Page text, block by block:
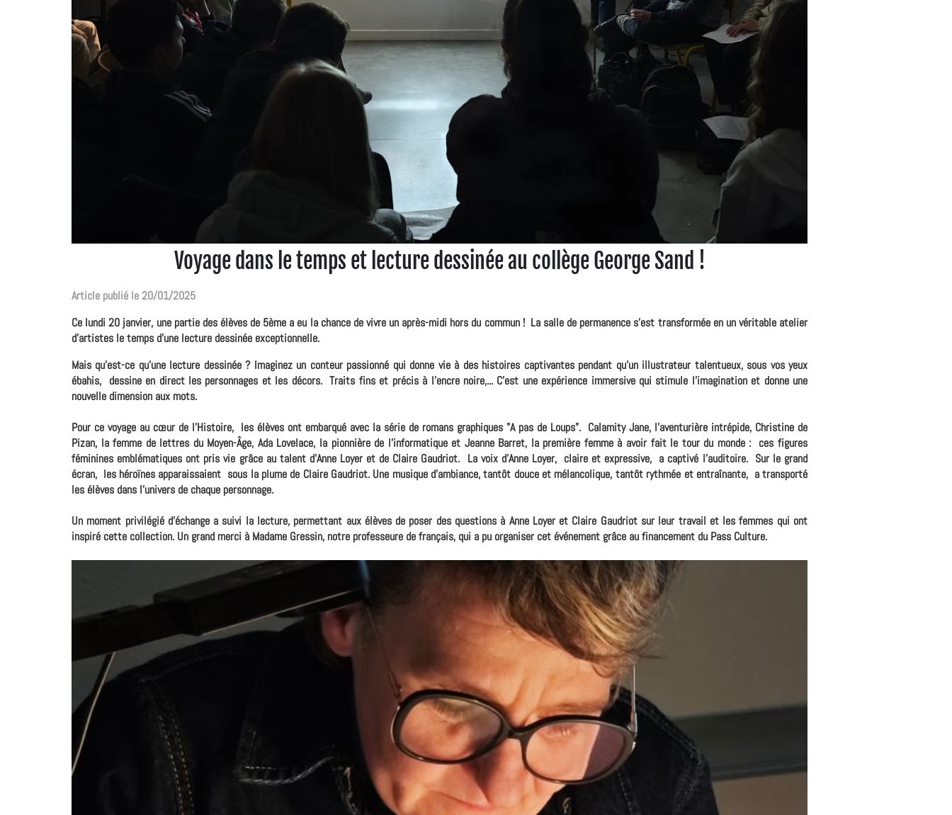
Voyage dans le temps et lecture dessinée au collège George Sand !
Article publié le 20/01/2025
Ce lundi 20 janvier, une partie des élèves de 5ème a eu la chance de vivre un après-midi hors du commun ! La salle de permanence s'est transformée en un véritable atelier
d'artistes le temps d'une lecture dessinée exceptionnelle.
Mais qu'est-ce qu'une lecture dessinée ? Imaginez un conteur passionné qui donne vie à des histoires captivantes pendant qu'un illustrateur talentueux, sous vos yeux
ébahis, dessine en direct les personnages et les décors. Traits fins et précis à l'encre noire,... C'est une expérience immersive qui stimule l'imagination et donne une
nouvelle dimension aux mots.
Pour ce voyage au cœur de l'Histoire, les élèves ont embarqué avec la série de romans graphiques "A pas de Loups". Calamity Jane, l'aventurière intrépide, Christine de
Pizan, la femme de lettres du Moyen-Âge, Ada Lovelace, la pionnière de l'informatique et Jeanne Barret, la première femme à avoir fait le tour du monde : ces figures
féminines emblématiques ont pris vie grâce au talent d'Anne Loyer et de Claire Gaudriot. La voix d'Anne Loyer, claire et expressive, a captivé l'auditoire. Sur le grand
écran, les héroïnes apparaissaient sous la plume de Claire Gaudriot. Une musique d'ambiance, tantôt douce et mélancolique, tantôt rythmée et entraînante, a transporté
les élèves dans l'univers de chaque personnage.
Un moment privilégié d'échange a suivi la lecture, permettant aux élèves de poser des questions à Anne Loyer et Claire Gaudriot sur leur travail et les femmes qui ont
inspiré cette collection. Un grand merci à Madame Gressin, notre professeure de français, qui a pu organiser cet événement grâce au financement du Pass Culture.